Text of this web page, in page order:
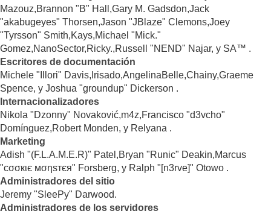
Mazouz,Brannon "B" Hall,Gary M. Gadsdon,Jack
"akabugeyes" Thorsen,Jason "JBlaze" Clemons,Joey
"Tyrsson" Smith,Kays,Michael "Mick."
Gomez,NanoSector,Ricky.,Russell "NEND" Najar, y SA™ .
Escritores de documentación
Michele "Illori" Davis,Irisado,AngelinaBelle,Chainy,Graeme
Spence, y Joshua "groundup" Dickerson .
Internacionalizadores
Nikola "Dzonny" Novaković,m4z,Francisco "d3vcho"
Domínguez,Robert Monden, y Relyana .
Marketing
Adish "(F.L.A.M.E.R)" Patel,Bryan "Runic" Deakin,Marcus
"cσσкιє мσηѕтєя" Forsberg, y Ralph "[n3rve]" Otowo .
Administradores del sitio
Jeremy "SleePy" Darwood.
Administradores de los servidores